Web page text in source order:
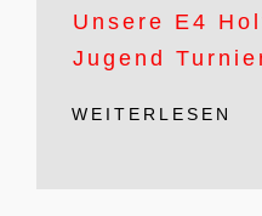
Unsere E4
Jugend
WEITERLESEN